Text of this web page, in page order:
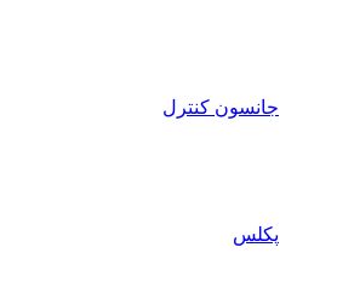
جانسون کنترل
پکلس